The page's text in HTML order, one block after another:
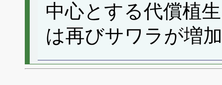
中心とする代償植
は再びサワラが増